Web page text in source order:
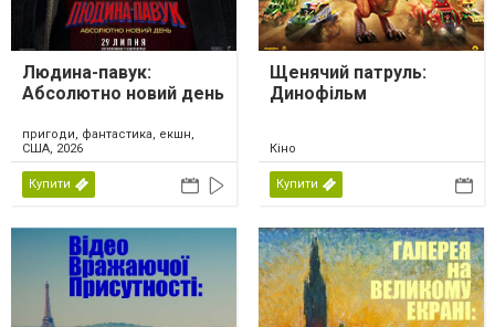
Людина-павук:
Абсолютно новий день
пригоди, фантастика, екшн,
США, 2026
Купити
Щенячий патруль:
Динофільм
Кіно
Купити